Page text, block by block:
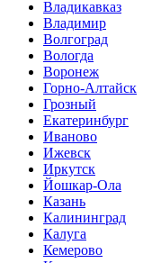
Владикавказ
Владимир
Волгоград
Вологда
Воронеж
Горно-Алтайск
Грозный
Екатеринбург
Иваново
Ижевск
Иркутск
Йошкар-Ола
Казань
Калининград
Калуга
Кемерово